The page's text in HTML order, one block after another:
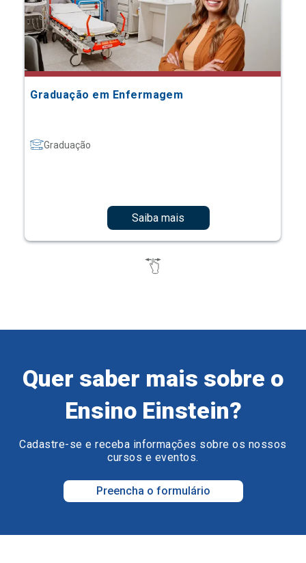
Graduação em Enfermagem
Graduação
Saiba mais
Quer saber mais sobre o
Ensino Einstein?
Cadastre-se e receba informações sobre os nossos
cursos e eventos.
Preencha o formulário